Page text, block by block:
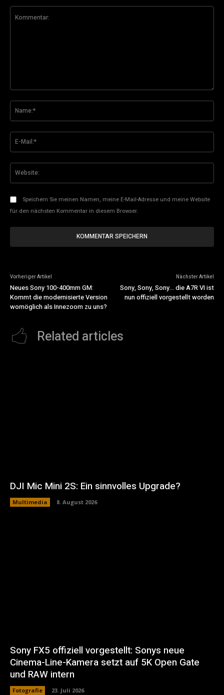
Speichern Sie meinen Namen, meine E-Mail-Adresse und meine Website
für den nächsten Kommentar in diesem Browser.
Vorheriger Artikel
Neues Sony 100-400mm GM:
Kommt die modernisierte Version
womöglich als Innezoom zu uns?
Nächster Artikel
Sony, Sony, Sony… die A7R VI ist
nun offiziell vorgestellt worden
Related articles
DJI Mic Mini 2S: Ein sinnvolles Upgrade?
Multimedia 8. August 2026
Sony FX5 offiziell vorgestellt: Sonys neue
Cinema-Line-Kamera setzt auf 5K Open Gate
und RAW intern
Fotografie 23. Juli 2026